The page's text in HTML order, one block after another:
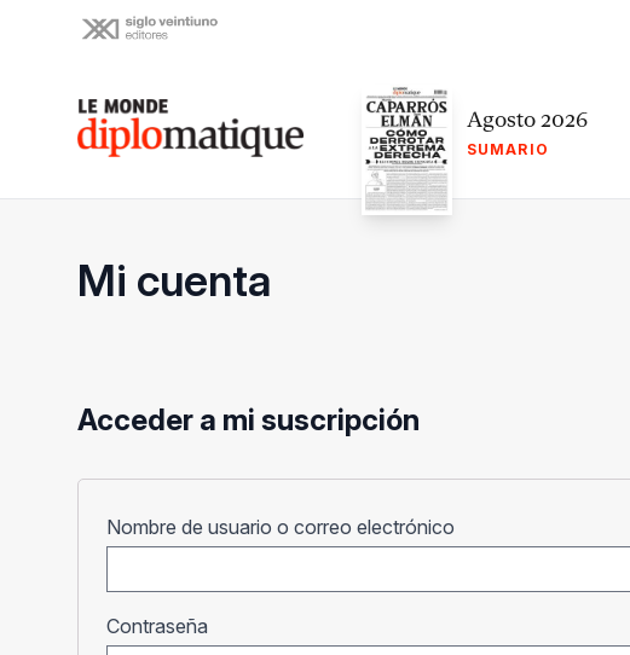
Le monde diplomatique Agosto 2026
SUMARIO
Mi cuenta
Acceder a mi suscripción
Nombre de usuario o correo electrónico
Contraseña